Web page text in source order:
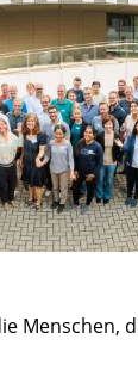
Menschen,